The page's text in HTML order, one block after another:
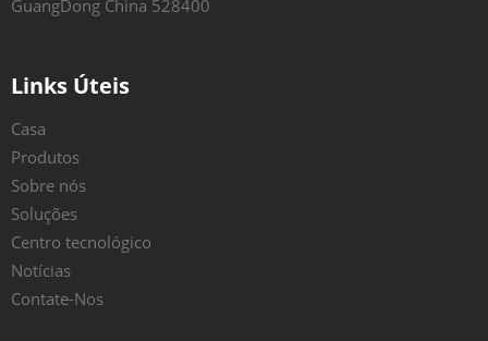
GuangDong China 528400
Links Úteis
Casa
Produtos
Sobre nós
Soluções
Centro tecnológico
Notícias
Contate-Nos